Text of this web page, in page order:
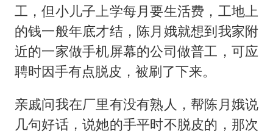
工，但小儿子上学每月要生活费，工地上
的钱一般年底才结，陈月娥就想到我家附
近的一家做手机屏幕的公司做普工，可应
聘时因手有点脱皮，被刷了下来。
亲戚问我在厂里有没有熟人，帮陈月娥说
几句好话，说她的手平时不脱皮的，那次